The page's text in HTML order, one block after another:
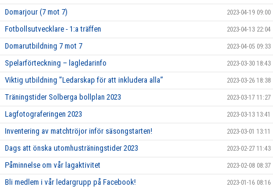
Domarjour (7 mot 7) 2023-04-19 09:00
Fotbollsutvecklare - 1:a träffen 2023-04-13 22:04
Domarutbildning 7 mot 7 2023-04-05 09:33
Spelarförteckning – lagledarinfo 2023-03-30 18:43
Viktig utbildning ”Ledarskap för att inkludera alla” 2023-03-26 18:38
Träningstider Solberga bollplan 2023 2023-03-17 11:27
Lagfotograferingen 2023 2023-03-13 13:41
Inventering av matchtröjor inför säsongstarten! 2023-03-01 13:11
Dags att önska utomhusträningstider 2023 2023-02-27 11:43
Påminnelse om vår lagaktivitet 2023-02-08 08:37
Bli medlem i vår ledargrupp på Facebook! 2023-01-16 08:16